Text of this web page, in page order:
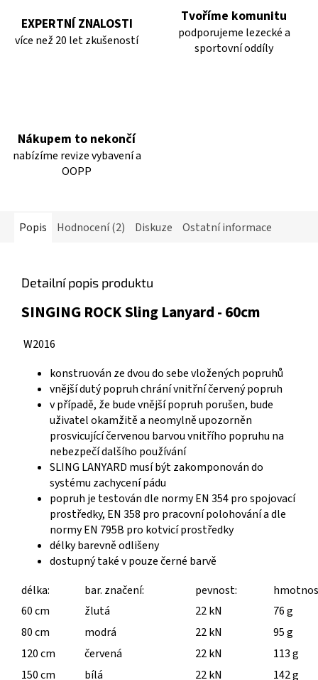
EXPERTNÍ ZNALOSTI
více než 20 let zkušeností
Tvoříme komunitu
podporujeme lezecké a
sportovní oddíly
Nákupem to nekončí
nabízíme revize vybavení a
OOPP
Popis Hodnocení (2) Diskuze Ostatní informace
Detailní popis produktu
SINGING ROCK Sling Lanyard - 60cm
W2016
konstruován ze dvou do sebe vložených popruhů
vnější dutý popruh chrání vnitřní červený popruh
v případě, že bude vnější popruh porušen, bude
uživatel okamžitě a neomylně upozorněn
prosvicující červenou barvou vnitřího popruhu na
nebezpečí dalšího používání
SLING LANYARD musí být zakomponován do
systému zachycení pádu
popruh je testován dle normy EN 354 pro spojovací
prostředky, EN 358 pro pracovní polohování a dle
normy EN 795B pro kotvicí prostředky
délky barevně odlišeny
dostupný také v pouze černé barvě
délka:
bar. značení: pevnost:
60 cm
žlutá 22 kN
76 g
80 cm
modrá 22 kN
95 g
120 cm
červená 22 kN
113 g
150 cm
bílá 22 kN 142 g